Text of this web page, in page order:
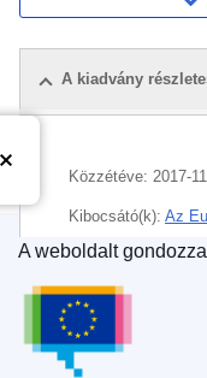
A kiadvány
Közzétéve: 2017-
Kibocsátó(k): Az
megállapodás (EU)
megállapodás
CELEX :
Az Európai Unió
A weboldalt